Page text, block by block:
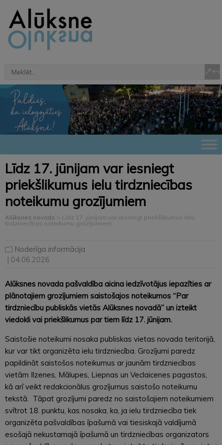
Līdz 17. jūnijam var iesniegt
priekšlikumus ielu tirdzniecības
noteikumu grozījumiem
Alūksnes novads > Līdz 17. jūnijam var iesniegt priekšlikumus ielu
tirdzniecības noteikumu grozījumiem
Noderīga informācija
| 04.06.2026
Alūksnes novada pašvaldība aicina iedzīvotājus iepazīties ar
plānotajiem grozījumiem saistošajos noteikumos “Par
tirdzniecību publiskās vietās Alūksnes novadā” un izteikt
viedokli vai priekšlikumus par tiem līdz 17. jūnijam.
Saistošie noteikumi nosaka publiskas vietas novada teritorijā,
kur var tikt organizēta ielu tirdzniecība. Grozījumi paredz
papildināt saistošos noteikumus ar jaunām tirdzniecības
vietām Ilzenes, Mālupes, Liepnas un Veclaicenes pagastos,
kā arī veikt redakcionālus grozījumus saistošo noteikumu
tekstā. Tāpat grozījumi paredz no saistošajiem noteikumiem
svītrot 18. punktu, kas nosaka, ka, ja ielu tirdzniecība tiek
organizēta pašvaldības īpašumā vai tiesiskajā valdījumā
esošajā nekustamajā īpašumā un tirdzniecības organizators